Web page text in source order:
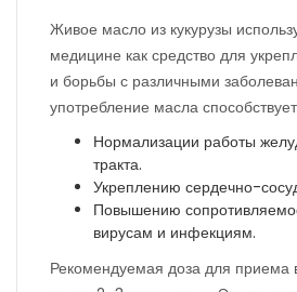
Живое масло из кукурузы
медицине как средство для
и борьбы с различными
употребление масла
Нормализации работы
тракта.
Укреплению сердечно-
Повышению
вирусам и инфекциям.
Рекомендуемая доза для приема